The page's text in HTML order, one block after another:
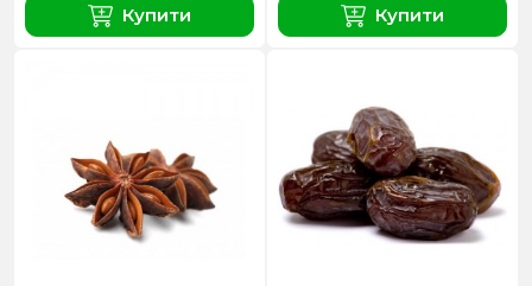
Купити Купити